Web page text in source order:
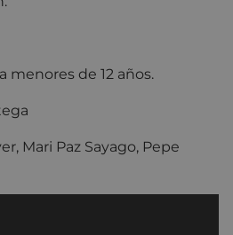
menores de 12 años.
, Mari Paz Sayago, Pepe